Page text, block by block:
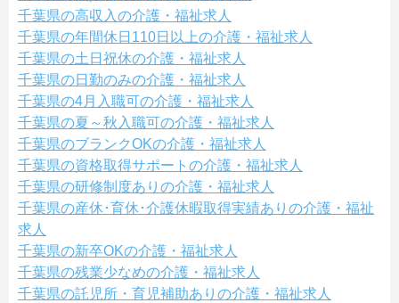
千葉県の高収入の介護・福祉求人
千葉県の年間休日110日以上の介護・福祉求人
千葉県の土日祝休の介護・福祉求人
千葉県の日勤のみの介護・福祉求人
千葉県の4月入職可の介護・福祉求人
千葉県の夏～秋入職可の介護・福祉求人
千葉県のブランクOKの介護・福祉求人
千葉県の資格取得サポートの介護・福祉求人
千葉県の研修制度ありの介護・福祉求人
千葉県の産休･育休･介護休暇取得実績ありの介護・福祉
求人
千葉県の新卒OKの介護・福祉求人
千葉県の残業少なめの介護・福祉求人
千葉県の託児所・育児補助ありの介護・福祉求人